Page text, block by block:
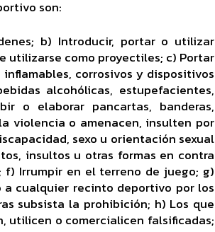
son:
b) Introducir, portar o utilizar
utilizarse como proyectiles; c) Portar
corrosivos y dispositivos
alcohólicas, estupefacientes,
o elaborar pancartas, banderas,
violencia o amenacen, insulten por
sexo u orientación sexual
insultos u otras formas en contra
Irrumpir en el terreno de juego; g)
cualquier recinto deportivo por los
subsista la prohibición; h) Los que
utilicen o comercialicen falsificadas;